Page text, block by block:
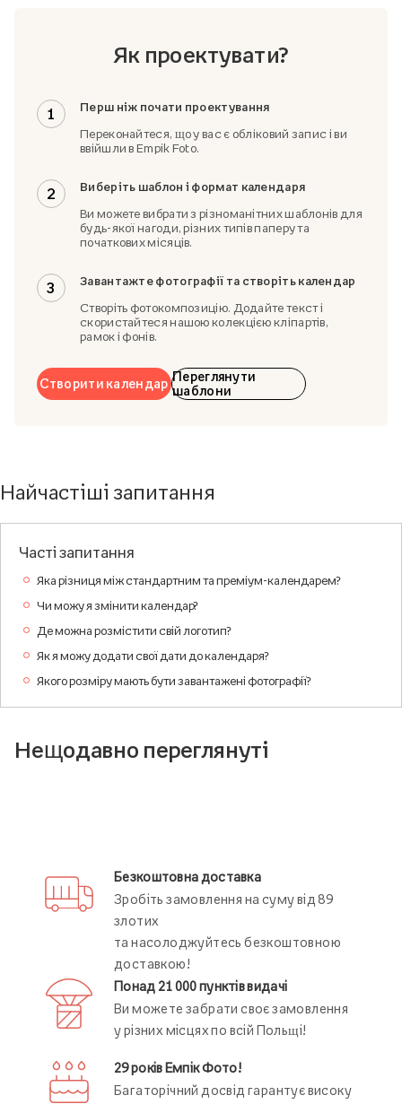
Як проектувати?
1 Перш ніж почати проектування
Переконайтеся, що у вас є обліковий запис і ви
ввійшли в Empik Foto.
2 Виберіть шаблон і формат календаря
Ви можете вибрати з різноманітних шаблонів для
будь-якої нагоди, різних типів паперу та
початкових місяців.
3 Завантажте фотографії та створіть календар
Створіть фотокомпозицію. Додайте текст і
скористайтеся нашою колекцією кліпартів,
рамок і фонів.
Створити календар
Переглянути
шаблони
Найчастіші запитання
Часті запитання
Яка різниця між стандартним та преміум-календарем?
Чи можу я змінити календар?
Де можна розмістити свій логотип?
Як я можу додати свої дати до календаря?
Якого розміру мають бути завантажені фотографії?
Нещодавно переглянуті
Безкоштовна доставка
Зробіть замовлення на суму від 89
злотих
та насолоджуйтесь безкоштовною
доставкою!
Понад 21 000 пунктів видачі
Ви можете забрати своє замовлення
у різних місцях по всій Польщі!
29 років Емпік Фото!
Багаторічний досвід гарантує високу